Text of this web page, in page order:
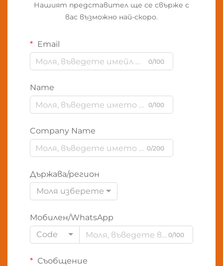
Нашият представител ще се свърже с
вас възможно най-скоро.
Email
0/100
Name
0/100
Company Name
0/200
Държава/регион
Моля изберете
Мобилен/WhatsApp
Code
0/100
Съобщение